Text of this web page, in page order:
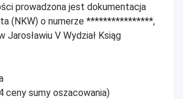
prowadzona jest dokumentacja
(NKW) o numerze ****************,
Jarosławiu V Wydział Ksiąg
ceny sumy oszacowania)